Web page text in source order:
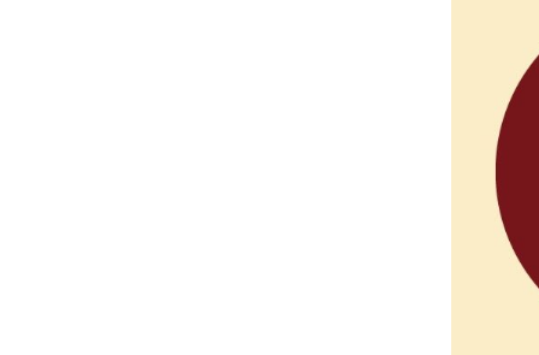
長溫
釋了為何我們
宴。
通風
發散
候」，成為黴菌最先攻
此，
兩者正是所有防霉策略的核
在挑
11。
潮、防霉、防蟲的
屑、